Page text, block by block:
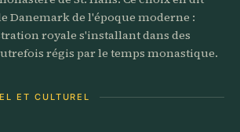
Danemark de l'époque moderne :
royale s'installant dans des
régis par le temps monastique.
ET CULTUREL